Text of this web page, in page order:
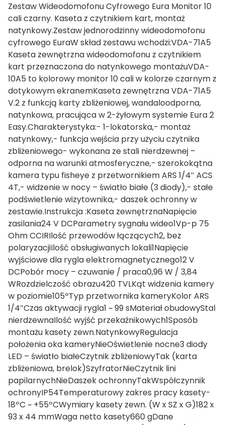
Zestaw Wideodomofonu Cyfrowego Eura Monitor 10
cali czarny. Kaseta z czytnikiem kart, montaż
natynkowy.Zestaw jednorodzinny wideodomofonu
cyfrowego EuraW skład zestawu wchodzi:VDA-71A5
Kaseta zewnętrzna wideodomofonu z czytnikiem
kart przeznaczona do natynkowego montażuVDA-
10A5 to kolorowy monitor 10 cali w kolorze czarnym z
dotykowym ekranemKaseta zewnętrzna VDA-71A5
V.2 z funkcją karty zbliżeniowej, wandaloodporna,
natynkowa, pracująca w 2-żyłowym systemie Eura 2
Easy.Charakterystyka:- 1-lokatorska,- montaż
natynkowy,- funkcja wejścia przy użyciu czytnika
zbliżeniowego- wykonana ze stali nierdzewnej –
odporna na warunki atmosferyczne,- szerokokątna
kamera typu fisheye z przetwornikiem ARS 1/4″ ACS
4T,- widzenie w nocy – światło białe (3 diody),- stałe
podświetlenie wizytownika,- daszek ochronny w
zestawie.Instrukcja :Kaseta zewnętrznaNapięcie
zasilania24 V DCParametry sygnału wideo1Vp-p 75
Ohm CCIRIlość przewodów łączących2, bez
polaryzacjiIlość obsługiwanych lokali1Napięcie
wyjściowe dla rygla elektromagnetycznego12 V
DCPobór mocy – czuwanie / praca0,96 W / 3,84
WRozdzielczość obrazu420 TVLKąt widzenia kamery
w poziomie105ºTyp przetwornika kameryKolor ARS
1/4″Czas aktywacji rygla1 ~ 99 sMateriał obudowyStal
nierdzewnaIlość wyjść przekaźnikowych1Sposób
montażu kasety zewn.NatynkowyRegulacja
położenia oka kameryNieOświetlenie nocne3 diody
LED – światło białeCzytnik zbliżeniowyTak (karta
zbliżeniowa, brelok)SzyfratorNieCzytnik lini
papilarnychNieDaszek ochronnyTakWspółczynnik
ochronyIP54Temperaturowy zakres pracy kasety-
18ºC ~ +55ºCWymiary kasety zewn. (W x SZ x G)182 x
93 x 44 mmWaga netto kasety660 gDane